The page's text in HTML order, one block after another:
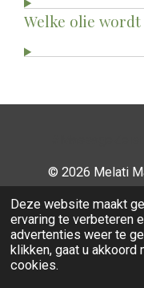
Deze website maakt
ervaring te verbeteren
advertenties weer te
klikken, gaat u akkoord
cookies.
Welke olie
© 2026 Melati
Privacybeleid